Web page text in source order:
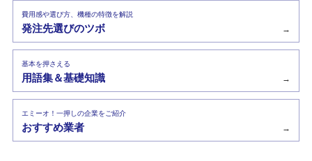
費用感や選び方、機種の特徴を解説
発注先選びのツボ →
基本を押さえる
用語集＆基礎知識 →
エミーオ！一押しの企業をご紹介
おすすめ業者 →